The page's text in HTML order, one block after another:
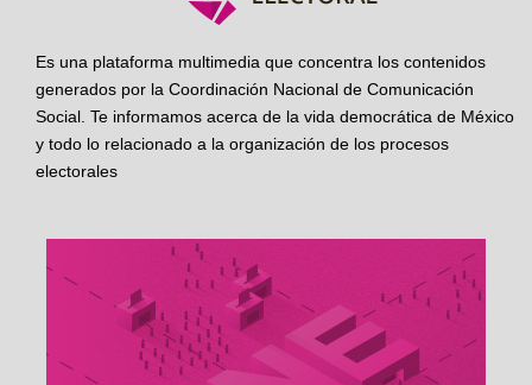
Es una plataforma multimedia que concentra los contenidos
generados por la Coordinación Nacional de Comunicación
Social. Te informamos acerca de la vida democrática de México
y todo lo relacionado a la organización de los procesos
electorales